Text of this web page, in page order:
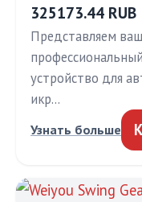
325173.44 RUB
Представляем
устройство для
икр…
Узнать больше